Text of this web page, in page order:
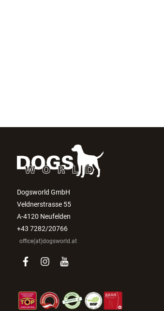
Dogsworld GmbH
Veldnerstrasse 55
A-4120 Neufelden
+43 7282/20766
office(at)dogsworld.at
facebook
instagram
youtube